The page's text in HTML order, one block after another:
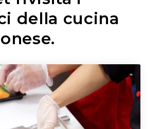
della cucina